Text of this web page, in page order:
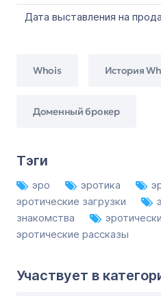
Дата выставления на
Whois История
Доменный брокер
Тэги
эро эротика
эротические загрузки
знакомства
эротические рассказы
Участвует в